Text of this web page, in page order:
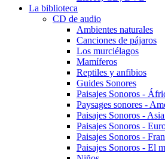
La biblioteca
CD de audio
Ambientes naturales
Canciones de pájaros
Los murciélagos
Mamíferos
Reptiles y anfibios
Guides Sonores
Paisajes Sonoros -
Paysages sonores -
Paisajes Sonoros -
Paisajes Sonoros -
Paisajes Sonoros -
Paisajes Sonoros - El